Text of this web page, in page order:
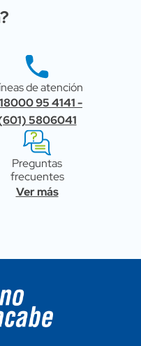
Archivo
de atención
Link
95 4141 -
5806041
Archivo
Preguntas
frecuentes
Link
Ver más